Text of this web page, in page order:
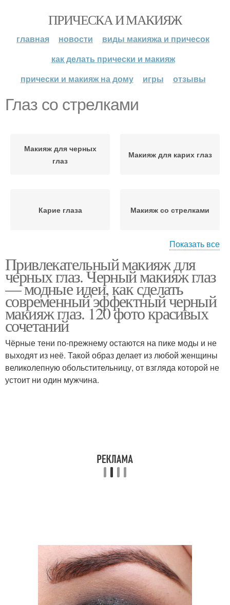
ПРИЧЕСКА И МАКИЯЖ
главная новости
виды макияжа и причесок
как делать прически и макияж
прически и макияж на дому
игры отзывы
Глаз со стрелками
Макияж для черных
глаз
Макияж для карих глаз
Карие глаза Макияж со стрелками
Стрелки для глаз Идеи для глаз
Макияж для зеленых
глаз
Макияж для глаз
Макияж со стрелкой
подтоном
Макияж для голубых
Макияж для светло-
Показать все
Привлекательный макияж для
черных глаз. Черный макияж глаз
— модные идеи, как сделать
современный эффектный черный
макияж глаз. 120 фото красивых
сочетаний
Чёрные тени по-прежнему остаются на пике моды и не
выходят из неё. Такой образ делает из любой женщины
великолепную обольстительницу, от взгляда которой не
устоит ни один мужчина.